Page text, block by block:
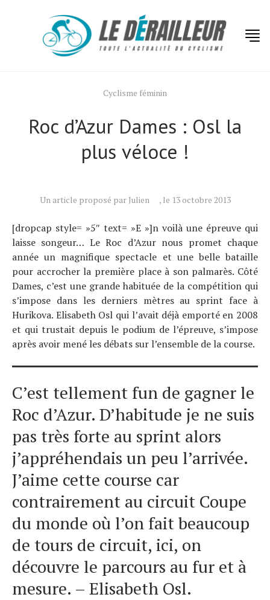
Cyclisme féminin
Roc d’Azur Dames : Osl la
plus véloce !
Un article proposé par Julien , le 13 octobre 2013
[dropcap style= »5″ text= »E »]n voilà une épreuve qui
laisse songeur… Le Roc d’Azur nous promet chaque
année un magnifique spectacle et une belle bataille
pour accrocher la première place à son palmarès. Côté
Dames, c’est une grande habituée de la compétition qui
s’impose dans les derniers mètres au sprint face à
Hurikova. Elisabeth Osl qui l’avait déjà emporté en 2008
et qui trustait depuis le podium de l’épreuve, s’impose
après avoir mené les débats sur l’ensemble de la course.
C’est tellement fun de gagner le
Roc d’Azur. D’habitude je ne suis
pas très forte au sprint alors
j’appréhendais un peu l’arrivée.
J’aime cette course car
contrairement au circuit Coupe
du monde où l’on fait beaucoup
de tours de circuit, ici, on
découvre le parcours au fur et à
mesure. – Elisabeth Osl.
Actualités
Tests de produits
Conseils
Tendances
Tous nos articles
À propos